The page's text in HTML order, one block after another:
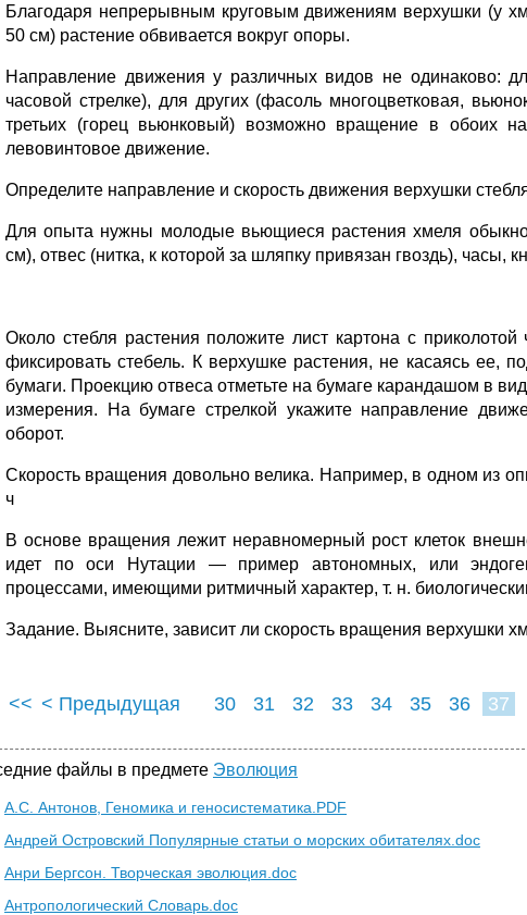
Благодаря непрерывным круговым движениям верхушки (у
50 см) растение обвивается вокруг опоры.
Направление движения у различных видов не одинаково:
часовой стрел­ке), для других (фасоль многоцветковая,
третьих (горец вьюнковый) возмож­но вращение в обоих
левовинтовое движение.
Определите направление и скорость дви­жения верхушки
Для опыта нужны молодые вьющиеся растения хмеля
см), отвес (нитка, к которой за шляпку привязан гвоздь), часы,
Около стебля ра­стения положите лист картона с
фиксировать стебель. К верхушке растения, не касаясь ее,
бумаги. Про­екцию отвеса отметь­те на бумаге каран­дашом в
измерения. На бумаге стрелкой ука­жите направление
оборот.
Скорость вращения довольно велика. На­пример, в одном из
ч
В основе вращения лежит неравномерный рост клеток
идет по оси Ну­тации — пример автономных, или
процессами, имеющими ритмичный характер, т. н.
Задание. Выясните, зависит ли скорость вращения верхушки
<< < Предыдущая 30 31 32 33 34 35 36 37
файлы в предмете Эволюция
А.С. Антонов, Геномика и геносистематика.PDF
Андрей Островский Популярные статьи о морских обитателях.doc
Анри Бергсон. Творческая эволюция.doc
Антропологический Словарь.doc